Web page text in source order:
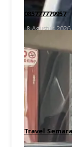
085777779957
8 Agustus 2026
Travel